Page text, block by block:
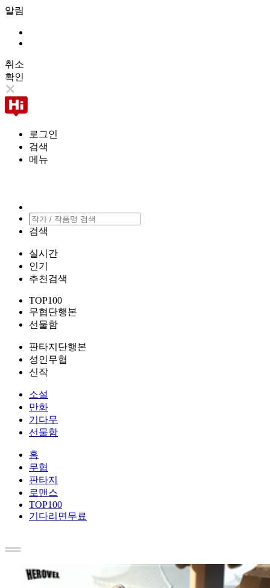
알림
취소
확인
로그인
검색
메뉴
검색
실시간
인기
추천검색
TOP100
무협단행본
선물함
판타지단행본
성인무협
신작
소설
만화
기다무
선물함
홈
무협
판타지
로맨스
TOP100
기다리면무료